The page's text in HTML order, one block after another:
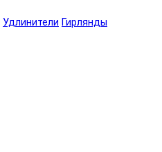
Удлинители Гирлянды